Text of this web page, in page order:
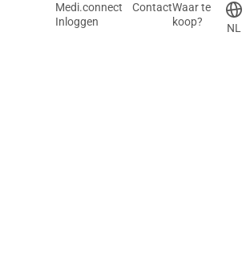
Medi.connect
Inloggen
ContactWaar te
koop?
NL